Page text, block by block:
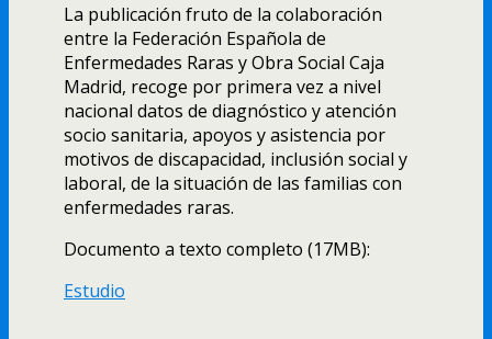
La publicación fruto de la colaboración
entre la Federación Española de
Enfermedades Raras y Obra Social Caja
Madrid, recoge por primera vez a nivel
nacional datos de diagnóstico y atención
socio sanitaria, apoyos y asistencia por
motivos de discapacidad, inclusión social y
laboral, de la situación de las familias con
enfermedades raras.
Documento a texto completo (17MB):
Estudio